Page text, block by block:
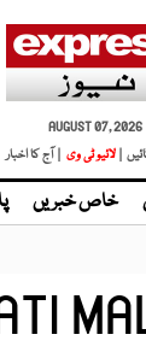
AUGUST 07, 2026
| لائیو ٹی وی | آج کا اخبار
خاص خبریں